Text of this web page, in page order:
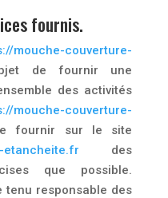
fournis.
mouche-couverture-
de fournir une
des activités
mouche-couverture-
fournir sur le site
etancheite.fr des
que possible.
responsable des